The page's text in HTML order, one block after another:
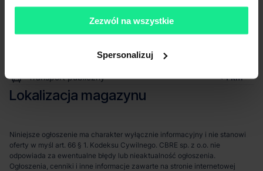
Zezwól na wszystkie
Spersonalizuj
Port lotniczy
45 km
Autostrada / droga ekspresowa
Transport publiczny
< 1 km
Lokalizacja magazynu
Niniejsze ogłoszenie ma charakter wyłącznie informacyjny i nie stanowi
oferty w myśl art. 66 § 1. Kodeksu Cywilnego. CBRE sp. z o.o. nie
odpowiada za ewentualne błędy lub nieaktualność ogłoszenia.
Ogłoszenia, cenniki i inne informacje zawarte na stronie internetowej